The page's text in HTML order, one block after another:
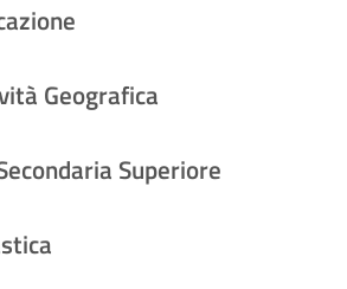
Geografica
Superiore